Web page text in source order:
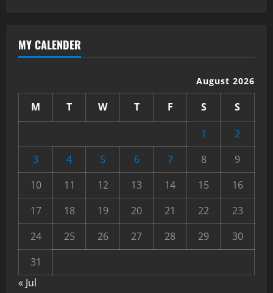
MY CALENDER
August 2026
M T W T F S
S
1
2
3
4 5 6 7 8
9
10
11 12 13 14 15
16
17
18 19 20 21 22
23
24
25 26 27 28 29
30
31
« Jul